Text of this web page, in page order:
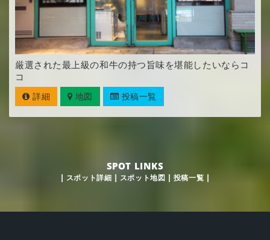
厳選された最上級の和牛の持つ旨味を堪能したいならコ
コ
詳細 地図 投稿一覧
SPOT LINKS
| スポット詳細 | スポット地図 | 投稿一覧 |